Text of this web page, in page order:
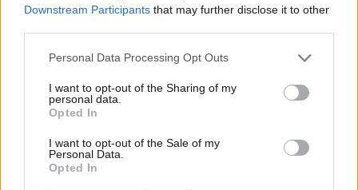
Downstream Participants that may further disclose it to other
Please note that this website/app uses one or more Google
not limited to your visit or usage behaviour. You may click to
grant or deny consent to Google and its third-party tags to
use your data for below specified purposes in below Google
consent section.
Personal Data Processing Opt Outs
I want to opt-out of the Sharing of my
personal data.
Opted In
I want to opt-out of the Sale of my
Personal Data.
Opted In
Έτσι γιά νά λέμε
Καλύτερα σέ τοίχο παρά σέ ανθρώπους. Τύχη.
Απαντήστε